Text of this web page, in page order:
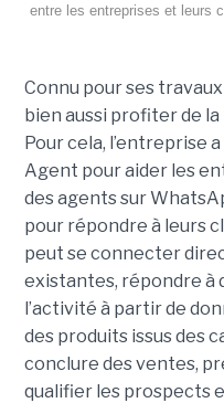
entre les entreprises et leurs
Connu pour ses
bien aussi profiter de la
Pour cela, l’entreprise
Agent pour aider les
des agents sur
pour répondre à leurs
peut se connecter
existantes, répondre à
l’activité à partir de
des produits issus des
conclure des ventes,
qualifier les prospects